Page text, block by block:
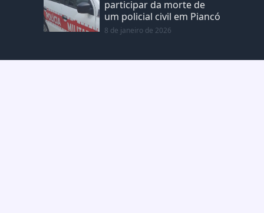
participar da morte de
um policial civil em Piancó
8 de janeiro de 2026